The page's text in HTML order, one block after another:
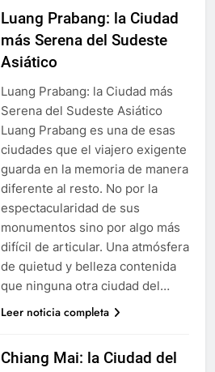
Luang Prabang: la Ciudad
más Serena del Sudeste
Asiático
Luang Prabang: la Ciudad más
Serena del Sudeste Asiático
Luang Prabang es una de esas
ciudades que el viajero exigente
guarda en la memoria de manera
diferente al resto. No por la
espectacularidad de sus
monumentos sino por algo más
difícil de articular. Una atmósfera
de quietud y belleza contenida
que ninguna otra ciudad del…
Leer noticia completa
Chiang Mai: la Ciudad del